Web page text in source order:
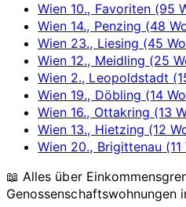
Wien 10., Favoriten (95
Wien 14., Penzing (48
Wien 23., Liesing (45
Wien 12., Meidling (25
Wien 2., Leopoldstadt
Wien 19., Döbling (14
Wien 16., Ottakring (13
Wien 13., Hietzing (12
Wien 20., Brigittenau (11
📖 Alles über
Genossenschaftswohnungen